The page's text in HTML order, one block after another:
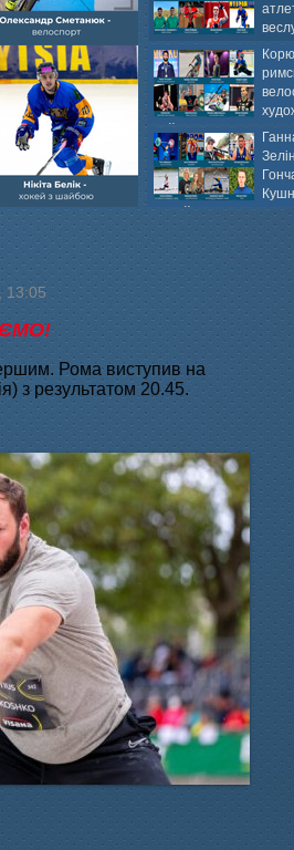
Олександр-
Олександр- хокей на
художня,Максим
шайбою,Ігор Бичков-
Колісник- важка
веслвальний
на байдарках і
кульова,Селезньов Г.
каное,Максим Чекін-
13:05
Рома виступив на
з результатом 20.45.